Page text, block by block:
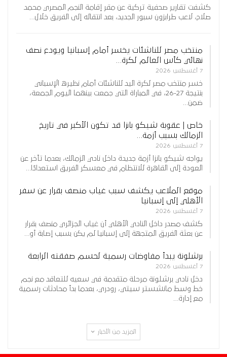
كشفت تقارير صحفية تركية عن مقر إقامة النجم المصري محمد
صلاح، لاعب طرابزون سبور الجديد، بعد انتقاله إلى الفريق خلال…
منتخب مصر للناشئات يخسر أمام إسبانيا ويودع نصف
نهائي كأس العالم لكرة…
7 أغسطس 2026
خسر منتخب مصر لكرة اليد للناشئات أمام نظيره الإسباني
بنتيجة 27-26، في المباراة التي جمعت بينهما اليوم الجمعة،
ضمن…
خاص | عقوبة شيكو بانزا قد تكون الأكبر في تاريخ
الزمالك بسبب أزمة…
7 أغسطس 2026
يواجه شيكو بانزا أزمة جديدة داخل نادي الزمالك، بعدما تأخر عن
العودة إلى القاهرة للانتظام في معسكر الفريق استعدادًا…
موقع الملاعب يكشف سبب غياب منصف بقرار عن سفر
الأهلي إلى إسبانيا
7 أغسطس 2026
كشف مصدر داخل النادي الأهلي أن غياب الجزائري منصف بقرار
عن بعثة الفريق المتجهة إلى إسبانيا لم يكن بسبب إصابة أو…
برشلونة يبدأ مفاوضات رسمية لحسم صفقته الرابعة
7 أغسطس 2026
دخل نادي برشلونة مرحلة متقدمة في سعيه للتعاقد مع نجم
خط وسط مانشستر سيتي، رودري، بعدما بدأ محادثات رسمية
مع إدارة…
المزيد من الأخبار